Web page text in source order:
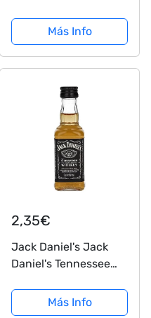
Más Info
2,35€
Jack Daniel's Jack
Daniel's Tennessee
0,05l - 50 ml
Más Info